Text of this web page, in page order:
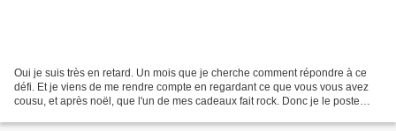
Oui je suis très en retard. Un mois que je cherche comment répondre à ce
défi. Et je viens de me rendre compte en regardant ce que vous vous avez
cousu, et après noël, que l'un de mes cadeaux fait rock. Donc je le poste